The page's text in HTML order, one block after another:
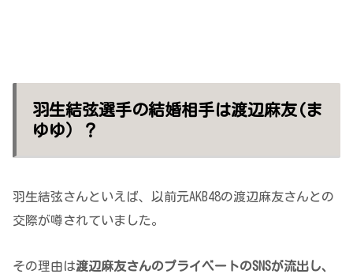
羽生結弦選手の結婚相手は渡辺麻友(ま
ゆゆ）？
羽生結弦さんといえば、以前元AKB48の渡辺麻友さんとの
交際が噂されていました。
その理由は渡辺麻友さんのプライベートのSNSが流出し、